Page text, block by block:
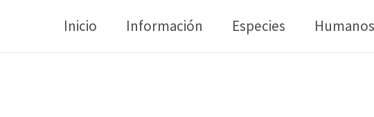
Inicio Información Especies Humanos